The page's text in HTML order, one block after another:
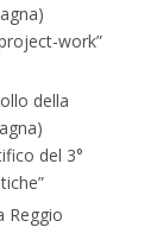
work”
della
del 3°
Reggio